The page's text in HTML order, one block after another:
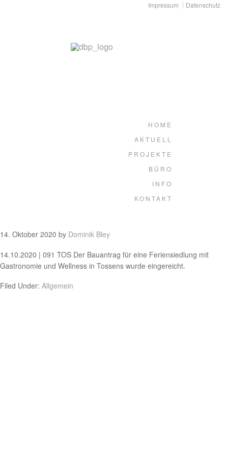
Impressum Datenschutz
HOME
AKTUELL
PROJEKTE
BÜRO
INFO
KONTAKT
14. Oktober 2020 by Dominik Bley
14.10.2020 | 091 TOS Der Bauantrag für eine Feriensiedlung mit
Gastronomie und Wellness in Tossens wurde eingereicht.
Filed Under: Allgemein